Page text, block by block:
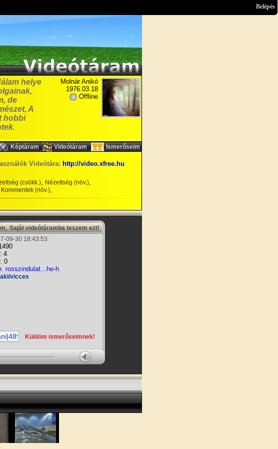
Belépés
helye
de
A
hobbi
Molnár Anikó
1976.03.18
Offline
Képtáram, Videótáram, Ismerőseim
Videótára: http://video.xfree.hu
(csökk.), Nézettség (növ.),
Kommentek (növ.),
,Saját videótáramba teszem ezt!
09-30 18:43:53
4
0
, rosszindulat...he-h,
vicces
Küldöm ismerőseimnek!